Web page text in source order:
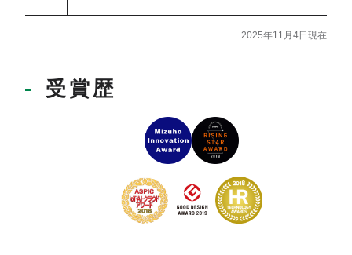
2025年11月4日現在
受賞歴